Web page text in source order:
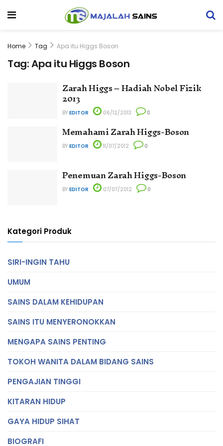
Home Tag Apa itu Higgs Boson
Tag:Apa itu Higgs Boson
Zarah Higgs – Hadiah Nobel Fizik
2013
BY EDITOR 06/12/2013 0
Memahami Zarah Higgs-Boson
BY EDITOR 11/07/2012 0
Penemuan Zarah Higgs-Boson
BY EDITOR 07/07/2012 0
Kategori Produk
SIRI-INGIN TAHU
UMUM
SAINS DALAM KEHIDUPAN
SAINS ITU MENYERONOKKAN
MENGAPA SAINS PENTING
TOKOH WANITA DALAM BIDANG SAINS
PENGAJIAN TINGGI
KITARAN HIDUP
GAYA HIDUP SIHAT
BIOGRAFI